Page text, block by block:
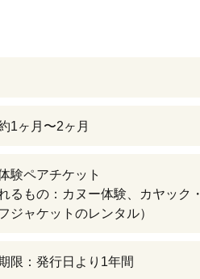
1ヶ月〜2ヶ月
験ペアチケット
るもの：カヌー体験、カヤック・
ジャケットのレンタル）
限：発行日より1年間